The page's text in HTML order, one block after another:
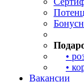
•
•
Вакансии